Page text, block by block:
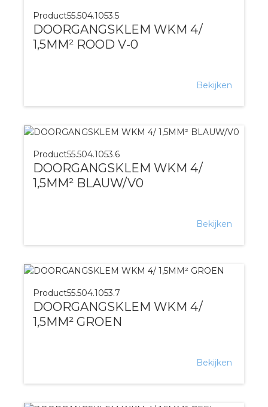
Product55.504.1053.5
DOORGANGSKLEM WKM 4/
1,5MM² ROOD V-0
Bekijken
Product55.504.1053.6
DOORGANGSKLEM WKM 4/
1,5MM² BLAUW/V0
Bekijken
Product55.504.1053.7
DOORGANGSKLEM WKM 4/
1,5MM² GROEN
Bekijken